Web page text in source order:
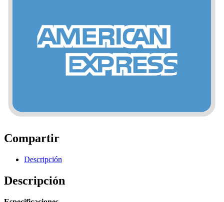
Compartir
Descripción
Descripción